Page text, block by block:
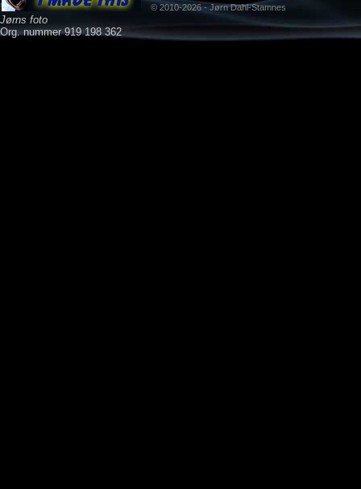
Jørns foto
Org. nummer 919 198 362
© 2010-2026 - Jørn Dahl-Stamnes